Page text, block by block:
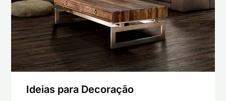
Ideias para Decoração